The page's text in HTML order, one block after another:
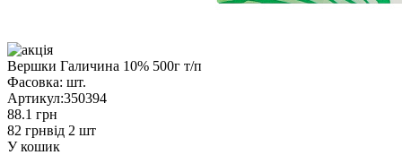
Вершки Галичина 10% 500г т/п
Фасовка: шт.
Артикул:350394
88.1 грн
82 грнвід 2 шт
У кошик